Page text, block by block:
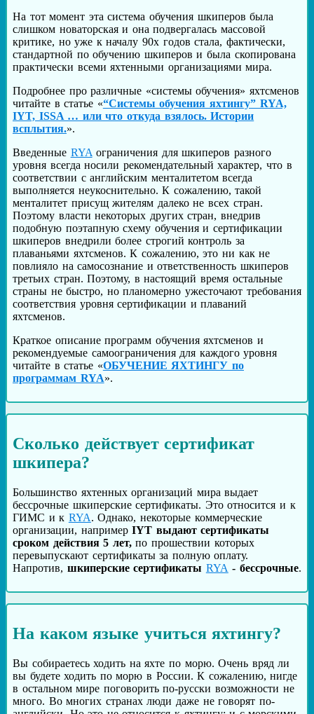
На тот момент эта система обучения шкиперов была
слишком новаторская и она подвергалась массовой
критике, но уже к началу 90х годов стала, фактически,
стандартной по обучению шкиперов и была скопирована
практически всеми яхтенными организациями мира.
Подробнее про различные «системы обучения» яхтсменов
читайте в статье «“Системы обучения яхтингу” RYA,
IYT, ISSA … или что откуда взялось. Истории
всплытия.».
Введенные RYA ограничения для шкиперов разного
уровня всегда носили рекомендательный характер, что в
соответствии с английским менталитетом всегда
выполняется неукоснительно. К сожалению, такой
менталитет присущ жителям далеко не всех стран.
Поэтому власти некоторых других стран, внедрив
подобную поэтапную схему обучения и сертификации
шкиперов внедрили более строгий контроль за
плаваньями яхтсменов. К сожалению, это ни как не
повлияло на самосознание и ответственность шкиперов
третьих стран. Поэтому, в настоящий время остальные
страны не быстро, но планомерно ужесточают требования
соответствия уровня сертификации и плаваний
яхтсменов.
Краткое описание программ обучения яхтсменов и
рекомендуемые самоограничения для каждого уровня
читайте в статье «ОБУЧЕНИЕ ЯХТИНГУ по
программам RYA».
Сколько действует сертификат
шкипера?
Большинство яхтенных организаций мира выдает
бессрочные шкиперские сертификаты. Это относится и к
ГИМС и к RYA. Однако, некоторые коммерческие
организации, напримерIYT выдают сертификаты
сроком действия 5 лет,по прошествии которых
перевыпускают сертификаты за полную оплату.
Напротив, шкиперские сертификаты RYA - бессрочные.
На каком языке учиться яхтингу?
Вы собираетесь ходить на яхте по морю. Очень вряд ли
вы будете ходить по морю в России. К сожалению, нигде
в остальном мире поговорить по-русски возможности не
много. Во многих странах люди даже не говорят по-